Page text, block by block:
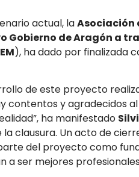
actual, laAsociación
Gobierno de Aragón a
), ha dado por finalizada
de este proyecto
contentos y agradecidos
ha manifestado
la clausura. Un acto de
del proyecto como
a ser mejores